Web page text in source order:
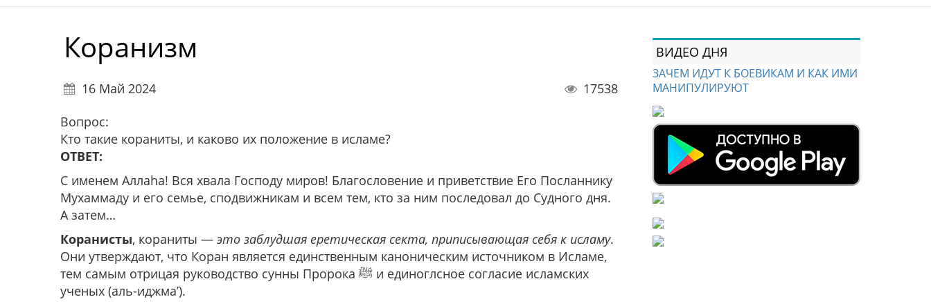
Коранизм
16 Май 2024
17538
Вопрос:
Кто такие кораниты, и каково их положение в исламе?
ОТВЕТ:
С именем Аллаhа! Вся хвала Господу миров! Благословение и приветствие Его Посланнику
Мухаммаду и его семье, сподвижникам и всем тем, кто за ним последовал до Судного дня.
А затем…
Коранисты, кораниты — это заблудшая еретическая секта, приписывающая себя к исламу.
Они утверждают, что Коран является единственным каноническим источником в Исламе,
тем самым отрицая руководство сунны Пророка ﷺ и единоглсное согласие исламских
ученых (аль-иджма’).
ВИДЕО ДНЯ
ЗАЧЕМ ИДУТ К БОЕВИКАМ И КАК ИМИ
МАНИПУЛИРУЮТ